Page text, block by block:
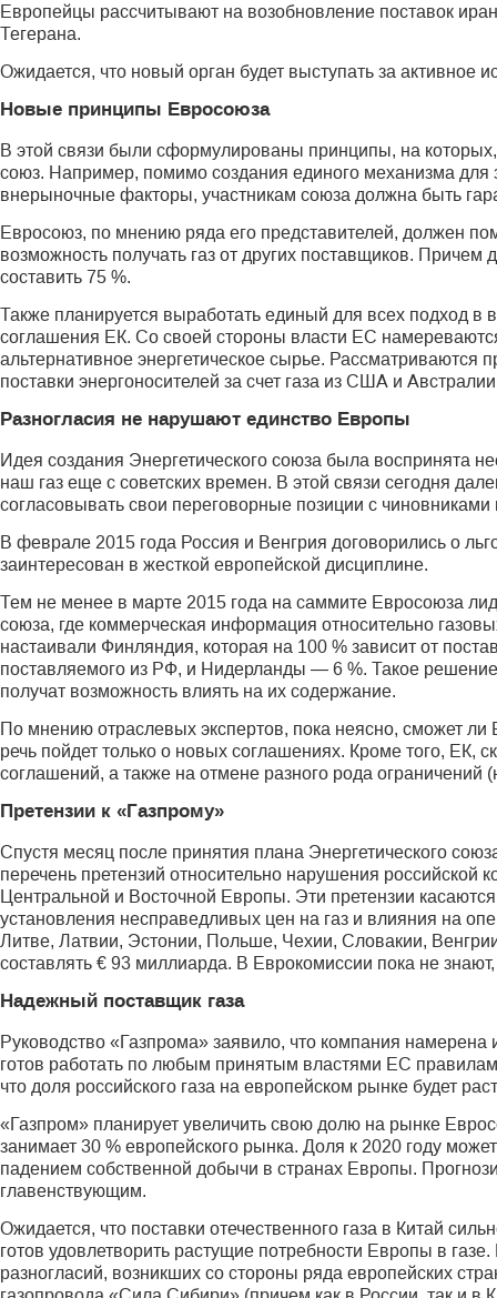
Европейцы рассчитывают на возобновление поставок
Тегерана.
Ожидается, что новый орган будет выступать за активное
Новые принципы Евросоюза
В этой связи были сформулированы принципы, на
союз. Например, помимо создания единого механизма для
внерыночные факторы, участникам союза должна быть
Евросоюз, по мнению ряда его представителей, должен
возможность получать газ от других поставщиков.
составить 75 %.
Также планируется выработать единый для всех подход в
соглашения ЕК. Со своей стороны власти ЕС
альтернативное энергетическое сырье.
поставки энергоносителей за счет газа из США и
Разногласия не нарушают единство Европы
Идея создания Энергетического союза была воспринята
наш газ еще с советских времен. В этой связи сегодня
согласовывать свои переговорные позиции с
В феврале 2015 года Россия и Венгрия договорились о
заинтересован в жесткой европейской дисциплине.
Тем не менее в марте 2015 года на саммите Евросоюза
союза, где коммерческая информация относительно
настаивали Финляндия, которая на 100 % зависит от
поставляемого из РФ, и Нидерланды — 6 %. Такое
получат возможность влиять на их содержание.
По мнению отраслевых экспертов, пока неясно, сможет
речь пойдет только о новых соглашениях. Кроме того, ЕК,
соглашений, а также на отмене разного рода ограничений
Претензии к «Газпрому»
Спустя месяц после принятия плана Энергетического
перечень претензий относительно нарушения российской
Центральной и Восточной Европы. Эти претензии
установления несправедливых цен на газ и влияния на
Литве, Латвии, Эстонии, Польше, Чехии, Словакии,
составлять € 93 миллиарда. В Еврокомиссии пока не
Надежный поставщик газа
Руководство «Газпрома» заявило, что компания
готов работать по любым принятым властями ЕС
что доля российского газа на европейском рынке будет
«Газпром» планирует увеличить свою долю на рынке
занимает 30 % европейского рынка. Доля к 2020 году
падением собственной добычи в странах Европы.
главенствующим.
Ожидается, что поставки отечественного газа в Китай
готов удовлетворить растущие потребности Европы в
разногласий, возникших со стороны ряда европейских